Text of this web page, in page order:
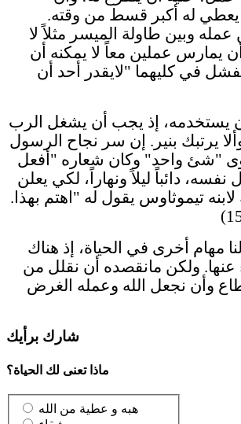
له أكبر قسط من وقته.
وبين طاولة الميسر مثلاً لا
يمارس عملين معاً لا يمكنه أن
في كليهما "لايقدر أحد أن
يستخدمه، إذ يجب أن يشغل الرب
يرتبك بنير. إن سر نجاح الرسول
"شئ واحد" وكان شعاره "أفعل
(في12:3). فبذل نفسه، دائباً ليلاً ونهاراً، لكي يعلن
تيموثاوس يقول له "اهتم بهذا.
مهام أخرى في الحياة، إذ هناك
عنها. ولكن مانقصده أن نقلل من
وأن نجعل الله وعمله الغرض
شارك برأيك
ماذا تعنى لك الحياة؟